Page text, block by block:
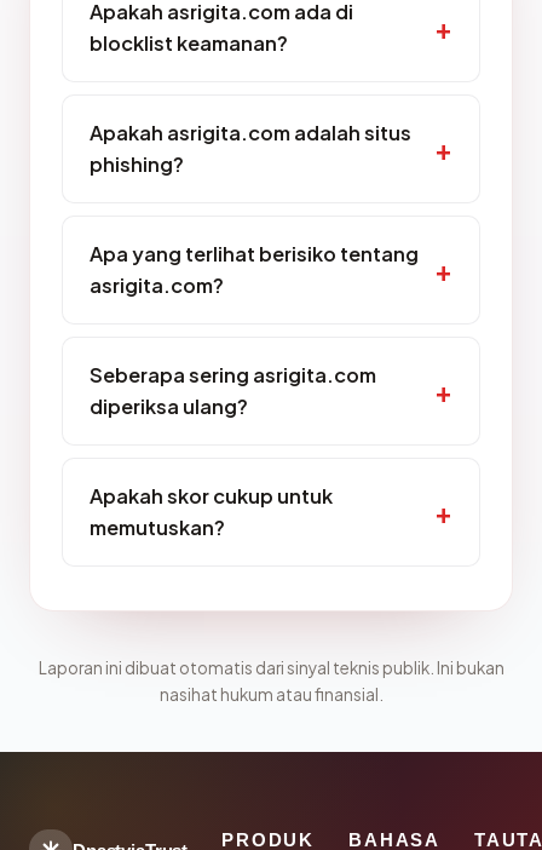
Apakah asrigita.com ada di
blocklist keamanan?
Apakah asrigita.com adalah situs
phishing?
Apa yang terlihat berisiko tentang
asrigita.com?
Seberapa sering asrigita.com
diperiksa ulang?
Apakah skor cukup untuk
memutuskan?
Laporan ini dibuat otomatis dari sinyal teknis publik. Ini bukan
nasihat hukum atau finansial.
PRODUK BAHASA